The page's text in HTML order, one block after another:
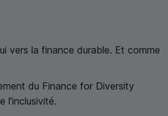
vers la finance durable. Et comme
du Finance for Diversity